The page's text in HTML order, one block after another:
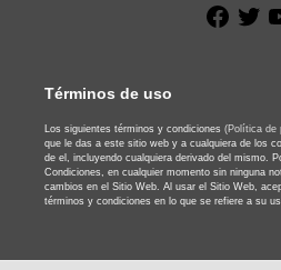
Términos de uso
Los siguientes términos y condiciones (Política de
que le das a este sitio web y a cualquiera de los
de el, incluyendo cualquiera derivado del mismo.
Condiciones, en cualquier momento sin ninguna
cambios en el Sitio Web. Al usar el Sitio Web,
términos y condiciones en lo que se refiere a su